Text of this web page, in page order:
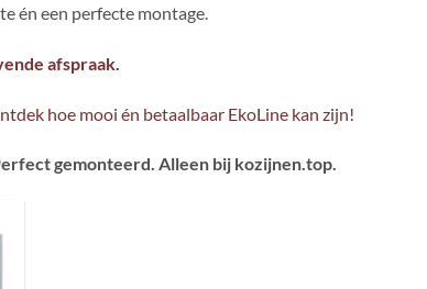
én een perfecte montage.
afspraak.
hoe mooi én betaalbaar EkoLine kan zijn!
gemonteerd. Alleen bij kozijnen.top.